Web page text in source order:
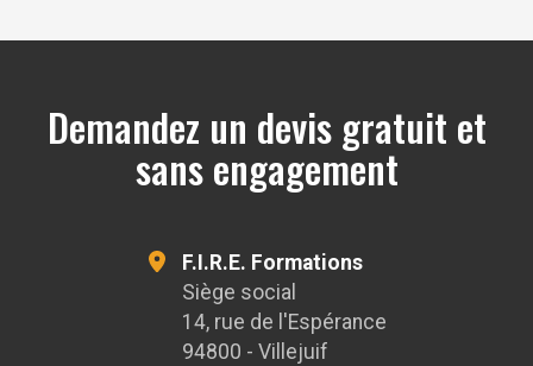
Demandez un devis gratuit et
sans engagement
F.I.R.E. Formations
Siège social
14, rue de l'Espérance
94800 - Villejuif